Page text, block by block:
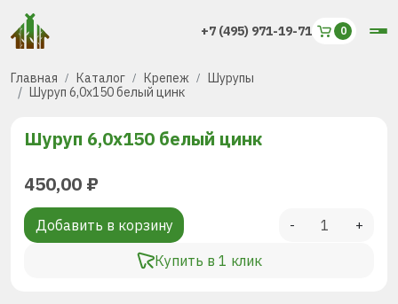
+7 (495) 971-19-71
Главная Каталог Крепеж
Шурупы
Шуруп 6,0х150 белый цинк
Шуруп 6,0х150 белый цинк
450,00 ₽
Добавить в корзину
Купить в 1 клик
- +